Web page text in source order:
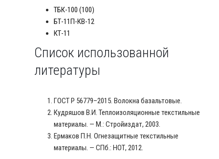
ТБК-100 (100)
БТ-11П-КВ-12
КТ-11
Список использованной
литературы
ГОСТ Р 56779–2015. Волокна базальтовые.
Кудряшов В.И. Теплоизоляционные текстильные
материалы. — М.: Стройиздат, 2003.
Ермаков П.Н. Огнезащитные текстильные
материалы. — СПб.: НОТ, 2012.